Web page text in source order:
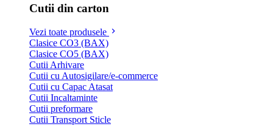
Cutii din carton
Vezi toate produsele
Clasice CO3 (BAX)
Clasice CO5 (BAX)
Cutii Arhivare
Cutii cu Autosigilare/e-commerce
Cutii cu Capac Atasat
Cutii Incaltaminte
Cutii preformare
Cutii Transport Sticle